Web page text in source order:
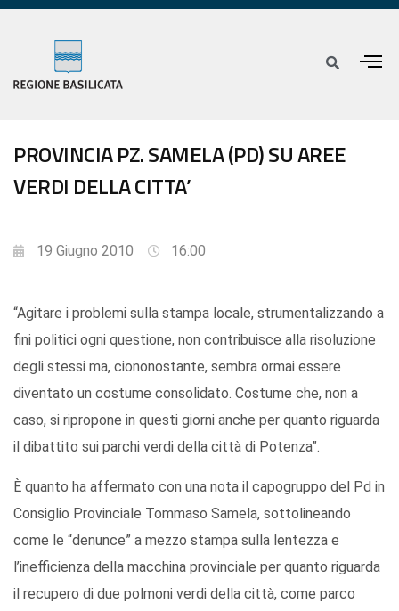
PROVINCIA PZ. SAMELA (PD) SU AREE
VERDI DELLA CITTA’
19 Giugno 2010 16:00
“Agitare i problemi sulla stampa locale, strumentalizzando a
fini politici ogni questione, non contribuisce alla risoluzione
degli stessi ma, ciononostante, sembra ormai essere
diventato un costume consolidato. Costume che, non a
caso, si ripropone in questi giorni anche per quanto riguarda
il dibattito sui parchi verdi della città di Potenza”.
È quanto ha affermato con una nota il capogruppo del Pd in
Consiglio Provinciale Tommaso Samela, sottolineando
come le “denunce” a mezzo stampa sulla lentezza e
l’inefficienza della macchina provinciale per quanto riguarda
il recupero di due polmoni verdi della città, come parco